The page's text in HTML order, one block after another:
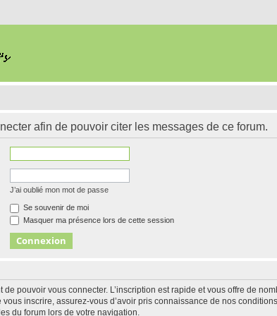
afin de pouvoir citer les messages de ce forum.
J’ai oublié mon mot de passe
Se souvenir de moi
Masquer ma présence lors de cette session
de pouvoir vous connecter. L’inscription est rapide et vous offre de
vous inscrire, assurez-vous d’avoir pris connaissance de nos
du forum lors de votre navigation.